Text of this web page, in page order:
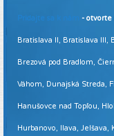
Pridajte sa k nám - otvorte
Bratislava II, Bratislava III,
Brezová pod Bradlom,
Váhom, Dunajská Streda,
Hanušovce nad Topľou,
Hurbanovo, Ilava, Jelšava,